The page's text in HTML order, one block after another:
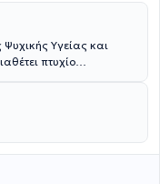
Ψυχικής Υγείας και
πτυχίο
έχει
diploma στο
Psychotherapy in
στα πλαίσια